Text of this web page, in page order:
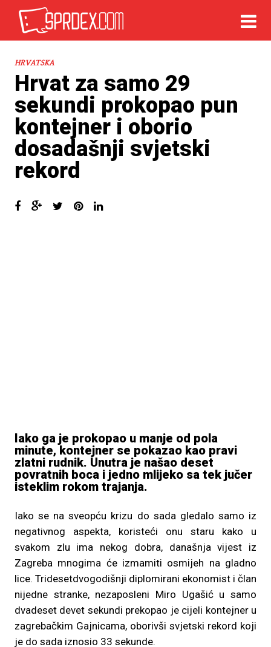
HRVATSKA
Hrvat za samo 29
sekundi prokopao pun
kontejner i oborio
dosadašnji svjetski
rekord
Iako ga je prokopao u manje od pola
minute, kontejner se pokazao kao pravi
zlatni rudnik. Unutra je našao deset
povratnih boca i jedno mlijeko sa tek jučer
isteklim rokom trajanja.
Iako se na sveopću krizu do sada gledalo samo iz
negativnog aspekta, koristeći onu staru kako u
svakom zlu ima nekog dobra, današnja vijest iz
Zagreba mnogima će izmamiti osmijeh na gladno
lice. Tridesetdvogodišnji diplomirani ekonomist i član
nijedne stranke, nezaposleni Miro Ugašić u samo
dvadeset devet sekundi prekopao je cijeli kontejner u
zagrebačkim Gajnicama, oborivši svjetski rekord koji
je do sada iznosio 33 sekunde.